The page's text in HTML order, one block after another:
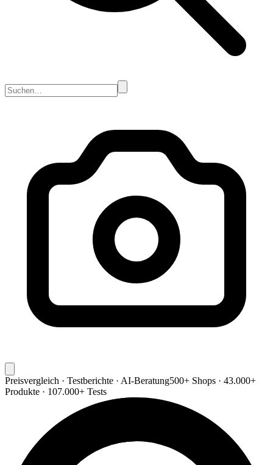
Preisvergleich · Testberichte · AI-Beratung500+ Shops · 43.000+
Produkte · 107.000+ Tests